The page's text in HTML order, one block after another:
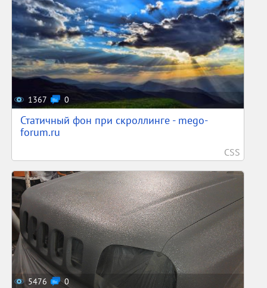
1367 0
Статичный фон при скроллинге - mego-
forum.ru
CSS
5476 0